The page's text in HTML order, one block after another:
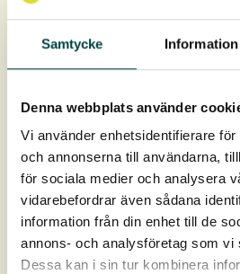
Samtycke Information
Denna webbplats använder
Vi använder enhetsidentifierare
och annonserna till användarna,
för sociala medier och analysera
vidarebefordrar även sådana
information från din enhet till de
annons- och analysföretag som vi
Dessa kan i sin tur kombinera
3-5 st Maxipluggplanter per
Rotklump er 9 × 9 cm dyp og 12
Levering: April–oktober